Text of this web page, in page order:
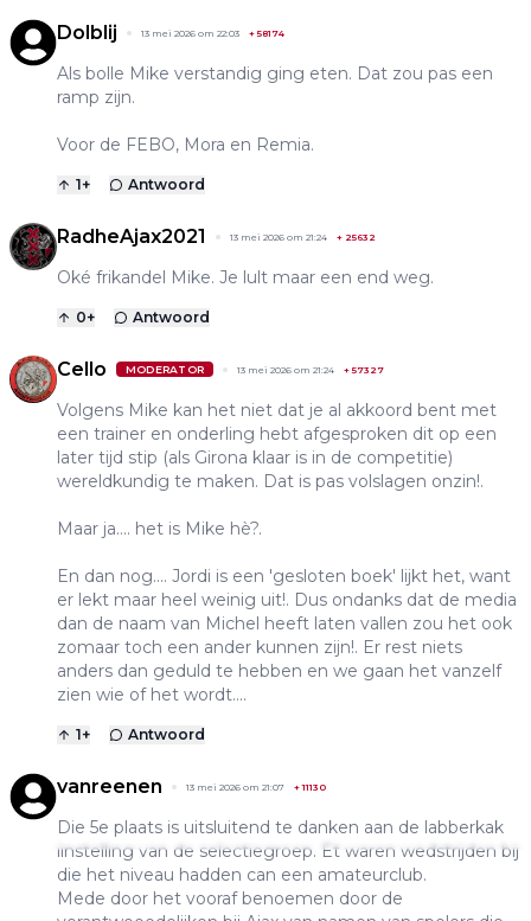
Dolblij 13 mei 2026 om 22:03 + 58174
Als bolle Mike verstandig ging eten. Dat zou pas een
ramp zijn.
Voor de FEBO, Mora en Remia.
1+ Antwoord
RadheAjax2021 13 mei 2026 om 21:24 + 25632
Oké frikandel Mike. Je lult maar een end weg.
0+ Antwoord
Cello MODERATOR 13 mei 2026 om 21:24 +57327
Volgens Mike kan het niet dat je al akkoord bent met
een trainer en onderling hebt afgesproken dit op een
later tijd stip (als Girona klaar is in de competitie)
wereldkundig te maken. Dat is pas volslagen onzin!.
Maar ja.... het is Mike hè?.
En dan nog.... Jordi is een 'gesloten boek' lijkt het, want
er lekt maar heel weinig uit!. Dus ondanks dat de media
dan de naam van Michel heeft laten vallen zou het ook
zomaar toch een ander kunnen zijn!. Er rest niets
anders dan geduld te hebben en we gaan het vanzelf
zien wie of het wordt....
1+ Antwoord
vanreenen 13 mei 2026 om 21:07 +11130
Die 5e plaats is uitsluitend te danken aan de labberkak
iinstelling van de selectiegroep. Et waren wedstrijden bij
die het niveau hadden can een amateurclub.
Mede door het vooraf benoemen door de